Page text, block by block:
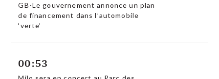
GB-Le gouvernement annonce un plan
de financement dans l’automobile
‘verte’
00:53